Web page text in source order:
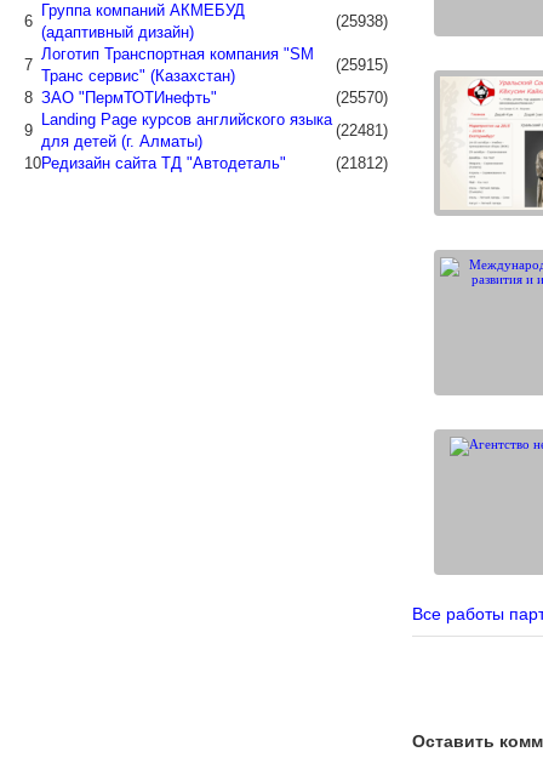
6
Группа компаний АКМЕБУД
(адаптивный дизайн)
(25938)
7
Логотип Транспортная компания "SM
Транс сервис" (Казахстан)
(25915)
8 ЗАО "ПермТОТИнефть"
(25570)
9
Landing Page курсов английского языка
для детей (г. Алматы)
(22481)
10Редизайн сайта ТД "Автодеталь" (21812)
Все работы
Оставить